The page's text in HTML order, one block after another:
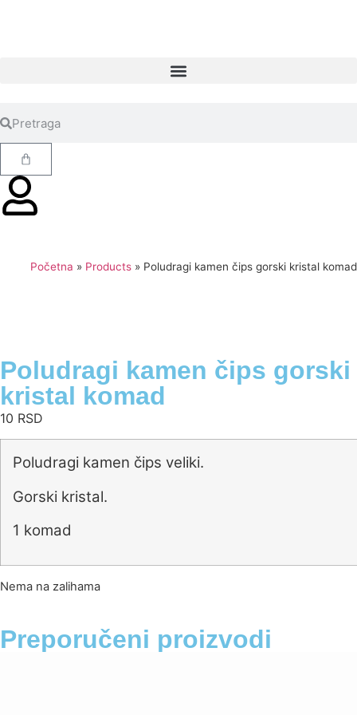
Početna » Products » Poludragi kamen čips gorski kristal komad
Poludragi kamen čips gorski
kristal komad
10 RSD
Poludragi kamen čips veliki.
Gorski kristal.
1 komad
Nema na zalihama
Preporučeni proizvodi